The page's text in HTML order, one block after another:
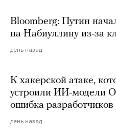
Bloomberg: Путин
на Набиуллину из-за
день назад
К хакерской атаке,
устроили ИИ-модели
ошибка разработчиков
день назад